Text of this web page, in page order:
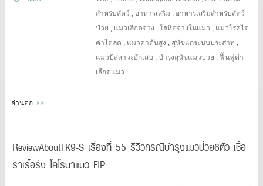
สำหรับสัตว์ , อาหารเสริม , อาหารเสริมสำหรับสัตว์
ป่วย , แมวเลือดจาง ,โลหิตจางในแมว , แมวโรคไต
ค่าไตลด , แมวค่าตับสูง , สุนัขแก่ระบบประสาท ,
แมวปัสสาวะอักเสบ ,บำรุงสุนัขแมวป่วย ,ฟื้นฟูค่า
เลือดแมว
อ่านต่อ
ReviewAboutTK9-S เรื่องที่ 55 รีวิวกรณีบำรุงแมวป่วย6ตัว เชื้อ
ราเรื้อรัง โคโรนาแมว FIP